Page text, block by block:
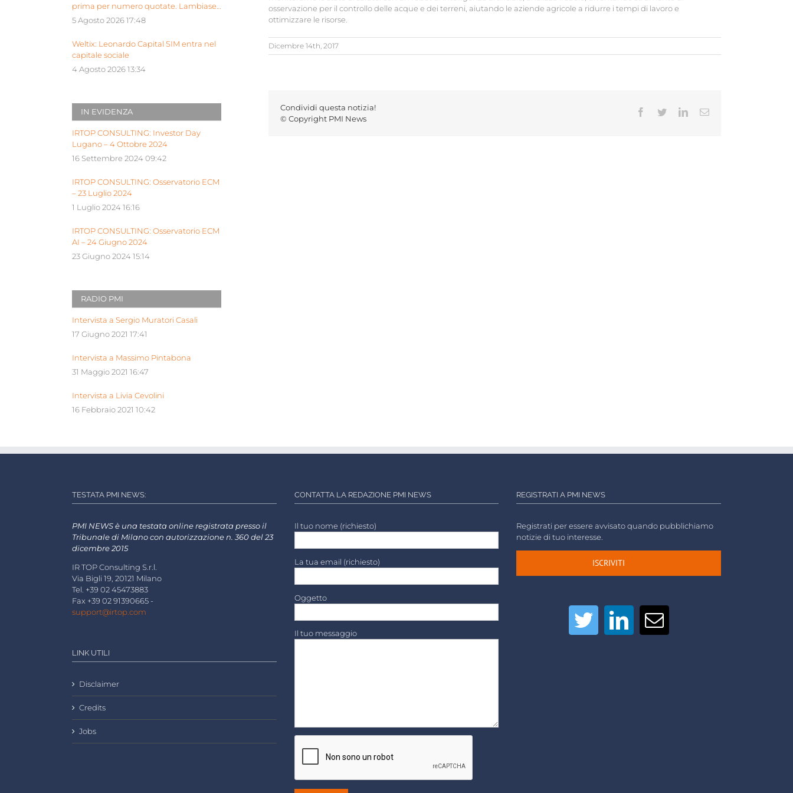
osservazione per il controllo delle acque e dei terreni, aiutando le aziende agricole a ridurre i tempi di lavoro e
ottimizzare le risorse.
Dicembre 14th, 2017
Condividi questa notizia!
© Copyright PMI News
Facebook
TwitterLinkedInEmail
prima per numero quotate. Lambiase:
“Milano piattaforma europea Siu”
5 Agosto 2026 17:48
Weltix: Leonardo Capital SIM entra nel
capitale sociale
4 Agosto 2026 13:34
IN EVIDENZA
IRTOP CONSULTING: Investor Day
Lugano – 4 Ottobre 2024
16 Settembre 2024 09:42
IRTOP CONSULTING: Osservatorio ECM
– 23 Luglio 2024
1 Luglio 2024 16:16
IRTOP CONSULTING: Osservatorio ECM
AI – 24 Giugno 2024
23 Giugno 2024 15:14
RADIO PMI
Intervista a Sergio Muratori Casali
17 Giugno 2021 17:41
Intervista a Massimo Pintabona
31 Maggio 2021 16:47
Intervista a Livia Cevolini
16 Febbraio 2021 10:42
TESTATA PMI NEWS:
PMI NEWS è una testata online registrata presso il
Tribunale di Milano con autorizzazione n. 360 del 23
dicembre 2015
IR TOP Consulting S.r.l.
Via Bigli 19, 20121 Milano
Tel. +39 02 45473883
Fax +39 02 91390665 -
support@irtop.com
LINK UTILI
Disclaimer
Credits
Jobs
CONTATTA LA REDAZIONE PMI NEWS
Il tuo nome (richiesto)
La tua email (richiesto)
Oggetto
Il tuo messaggio
REGISTRATI A PMI NEWS
Registrati per essere avvisato quando pubblichiamo
notizie di tuo interesse.
ISCRIVITI